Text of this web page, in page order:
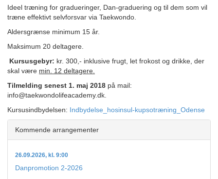
Ideel træning for gradueringer, Dan-graduering og til dem som vil
træne effektivt selvforsvar via Taekwondo.
Aldersgrænse minimum 15 år.
Maksimum 20 deltagere.
Kursusgebyr: kr. 300,- inklusive frugt, let frokost og drikke, der
skal være min. 12 deltagere.
Tilmelding senest 1. maj 2018 på mail:
info@taekwondolifeacademy.dk.
Kursusindbydelsen: Indbydelse_hosinsul-kupsotræning_Odense
Kommende arrangementer
26.09.2026, kl. 9:00
Danpromotion 2-2026